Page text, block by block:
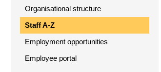
Organisational structure
Staff A-Z
Employment opportunities
Employee portal